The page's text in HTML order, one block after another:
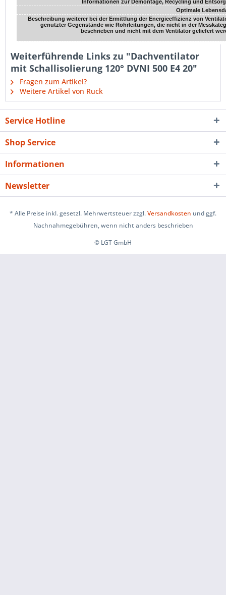
Informationen zur Demontage, Recycling und
Optimale
Beschreibung weiterer bei der Ermittlung der Energieeffizienz von
genutzter Gegenstände wie Rohrleitungen, die nicht in der
beschrieben und nicht mit dem Ventilator geliefert
Weiterführende Links zu "Dachventilator
mit Schallisolierung 120° DVNI 500 E4 20"
Fragen zum Artikel?
Weitere Artikel von Ruck
Service Hotline
Shop Service
Informationen
Newsletter
* Alle Preise inkl. gesetzl. Mehrwertsteuer zzgl.Versandkosten und ggf.
Nachnahmegebühren, wenn nicht anders beschrieben
© LGT GmbH